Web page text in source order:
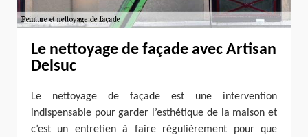
Le nettoyage de façade avec Artisan
Delsuc
Le nettoyage de façade est une intervention
indispensable pour garder l’esthétique de la maison et
c’est un entretien à faire régulièrement pour que